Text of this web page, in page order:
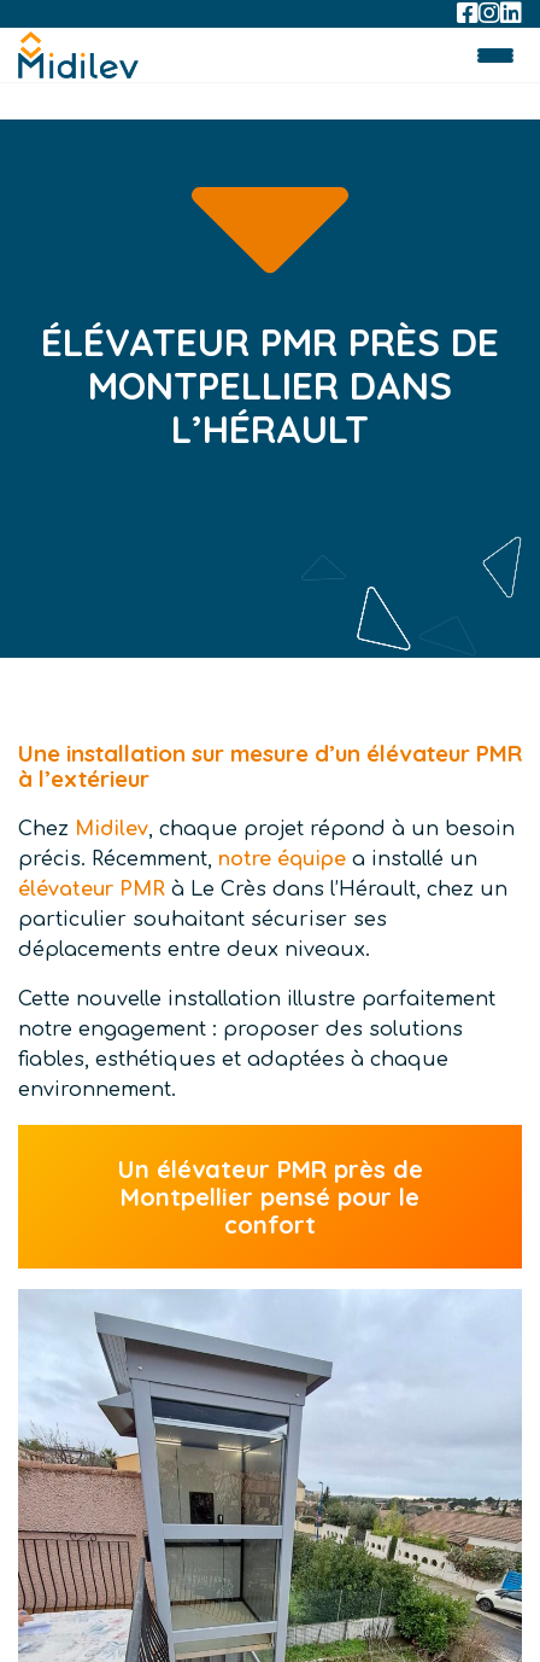
ÉLÉVATEUR PMR PRÈS DE
MONTPELLIER DANS
L’HÉRAULT
Une installation sur mesure d’un élévateur PMR
à l’extérieur
Chez Midilev, chaque projet répond à un besoin
précis. Récemment, notre équipe a installé un
élévateur PMR à Le Crès dans l’Hérault, chez un
particulier souhaitant sécuriser ses
déplacements entre deux niveaux.
Cette nouvelle installation illustre parfaitement
notre engagement : proposer des solutions
fiables, esthétiques et adaptées à chaque
environnement.
Un élévateur PMR près de
Montpellier pensé pour le
confort